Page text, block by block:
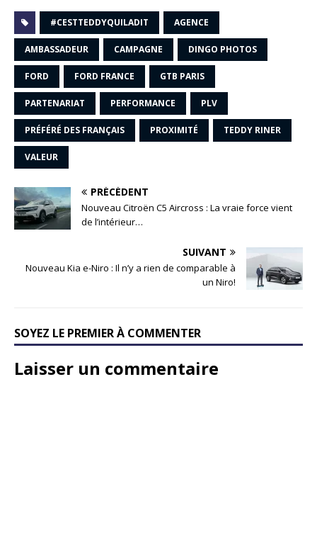
#CESTTEDDYQUILADIT AGENCE
AMBASSADEUR CAMPAGNE DINGO PHOTOS
FORD FORD FRANCE GTB PARIS
PARTENARIAT PERFORMANCE PLV
PRÉFÉRÉ DES FRANÇAIS PROXIMITÉ TEDDY RINER
VALEUR
PRÉCÉDENT
Nouveau Citroën C5 Aircross : La vraie force vient
de l’intérieur…
SUIVANT
Nouveau Kia e-Niro : Il n’y a rien de comparable à
un Niro!
SOYEZ LE PREMIER À COMMENTER
Laisser un commentaire